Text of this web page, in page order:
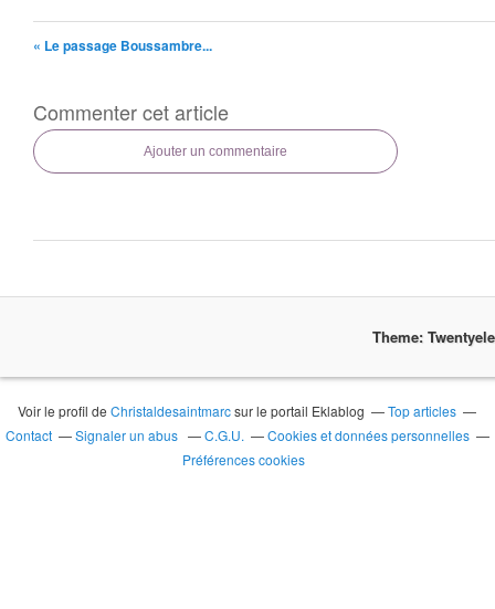
« Le passage Boussambre...
Commenter cet article
Ajouter un commentaire
Theme:
Voir le profil deChristaldesaintmarcsur le portail Eklablog
Top articles
Contact
Signaler un abus C.G.U.
Cookies et données personnelles
Préférences cookies